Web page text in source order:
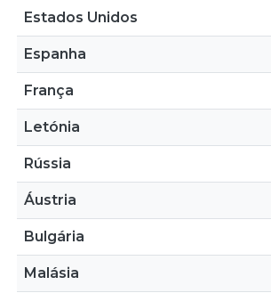
Estados Unidos
Espanha
França
Letónia
Rússia
Áustria
Bulgária
Malásia